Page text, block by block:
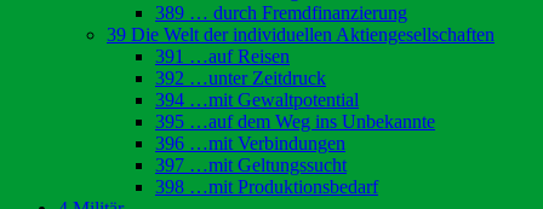
389 … durch Fremdfinanzierung
39 Die Welt der individuellen Aktiengesellschaften
391 …auf Reisen
392 …unter Zeitdruck
394 …mit Gewaltpotential
395 …auf dem Weg ins Unbekannte
396 …mit Verbindungen
397 …mit Geltungssucht
398 …mit Produktionsbedarf